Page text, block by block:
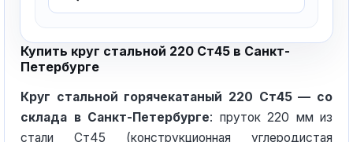
Купить круг стальной 220 Ст45 в Санкт-
Петербурге
Круг стальной горячекатаный 220 Ст45 — со
склада в Санкт-Петербурге: пруток 220 мм из
стали Ст45 (конструкционная углеродистая